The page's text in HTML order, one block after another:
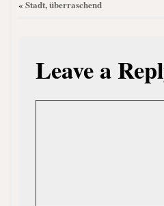
« Stadt, überraschend
Leave a